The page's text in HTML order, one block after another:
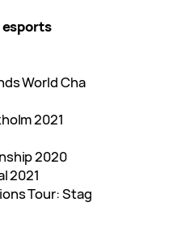
esports
World Cha
2021
2020
2021
Tour: Stag